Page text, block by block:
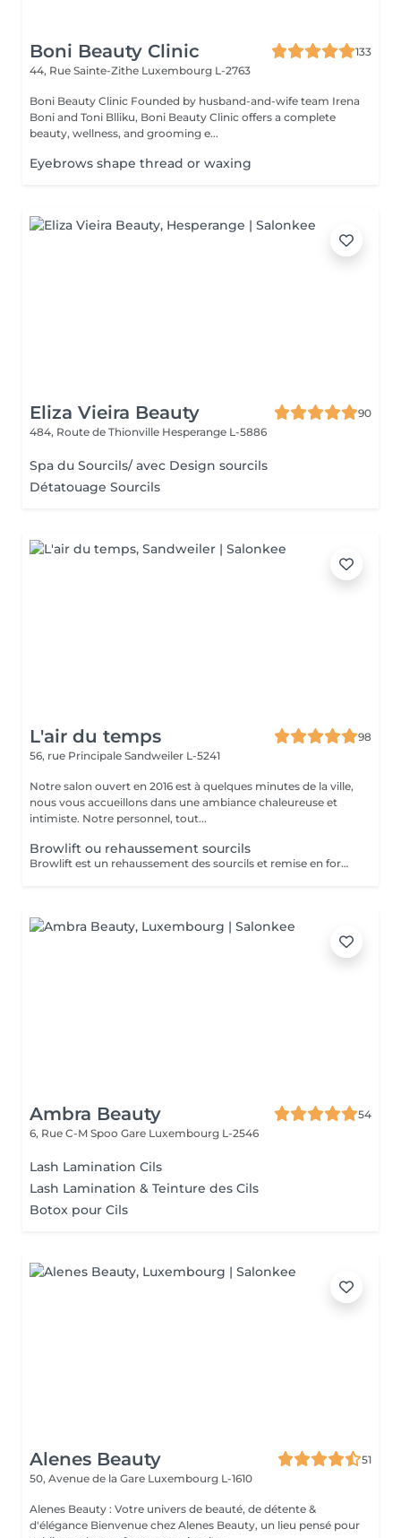
Boni Beauty Clinic
133
44, Rue Sainte-Zithe Luxembourg L-2763
Boni Beauty Clinic Founded by husband-and-wife team Irena
Boni and Toni Blliku, Boni Beauty Clinic offers a complete
beauty, wellness, and grooming e...
Eyebrows shape thread or waxing
Eliza Vieira Beauty
90
484, Route de Thionville Hesperange L-5886
Spa du Sourcils/ avec Design sourcils
Détatouage Sourcils
L'air du temps
98
56, rue Principale Sandweiler L-5241
Notre salon ouvert en 2016 est à quelques minutes de la ville,
nous vous accueillons dans une ambiance chaleureuse et
intimiste. Notre personnel, tout...
Browlift ou rehaussement sourcils
Browlift est un rehaussement des sourcils et remise en forme des sourcils broussailleux. .Donnera un look différent, votre regard sera embelli. Vos sourcils doivent contenir assez de poils pour cette technique. Inclut d'office la teinture aussi. Tenue 2-3 mois.
Ambra Beauty
54
6, Rue C-M Spoo Gare Luxembourg L-2546
Lash Lamination Cils
Lash Lamination & Teinture des Cils
Botox pour Cils
Alenes Beauty
51
50, Avenue de la Gare Luxembourg L-1610
Alenes Beauty : Votre univers de beauté, de détente &
d'élégance Bienvenue chez Alenes Beauty, un lieu pensé pour